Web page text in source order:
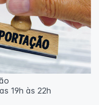
19h às 22h